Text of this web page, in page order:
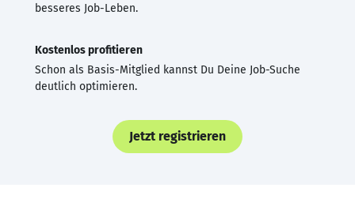
besseres Job-Leben.
Kostenlos profitieren
Schon als Basis-Mitglied kannst Du Deine Job-Suche
deutlich optimieren.
Jetzt registrieren